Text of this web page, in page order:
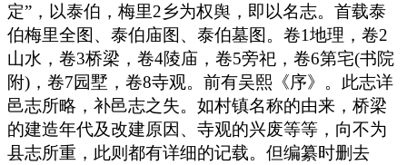
定”，以泰伯，梅里2乡为权舆，即以名志。首载泰
伯梅里全图、泰伯庙图、泰伯墓图。卷1地理，卷2
山水，卷3桥梁，卷4陵庙，卷5旁祀，卷6第宅(书院
附)，卷7园墅，卷8寺观。前有吴熙《序》。此志详
邑志所略，补邑志之失。如村镇名称的由来，桥梁
的建造年代及改建原因、寺观的兴废等等，向不为
县志所重，此则都有详细的记载。但编纂时删去